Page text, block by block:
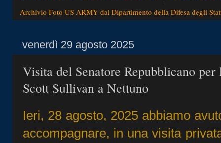
Archivio Foto US ARMY dal Dipartimento della Difesa degli
venerdì 29 agosto 2025
Visita del Senatore Repubblicano
Scott Sullivan a Nettuno
Ieri, 28 agosto, 2025 abbiamo
accompagnare, in una visita